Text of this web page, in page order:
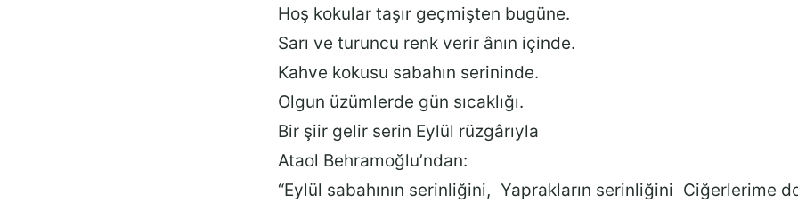
Hoş kokular taşır geçmişten bugüne.
Sarı ve turuncu renk verir ânın içinde.
Kahve kokusu sabahın serininde.
Olgun üzümlerde gün sıcaklığı.
Bir şiir gelir serin Eylül rüzgârıyla
Ataol Behramoğlu’ndan:
“Eylül sabahının serinliğini, Yaprakların serinliğini Ciğerlerime